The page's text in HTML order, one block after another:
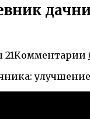
21Комментарии